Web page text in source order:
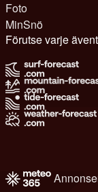
Foto
MinSnö
Förutse varje